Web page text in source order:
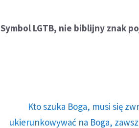
Symbol LGTB, nie biblijny znak
Kto szuka Boga, musi się
ukierunkowywać na Boga,